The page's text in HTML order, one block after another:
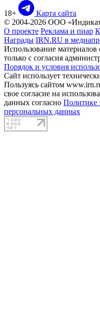
18+
Карта сайта
© 2004-2026 ООО
О проекте Реклама и пиар
Награды IRN.RU в
Использование материалов
только с согласия
Порядок и условия
Сайт использует
Пользуясь сайтом
свое согласие на
данных согласно Политике
персональных данных